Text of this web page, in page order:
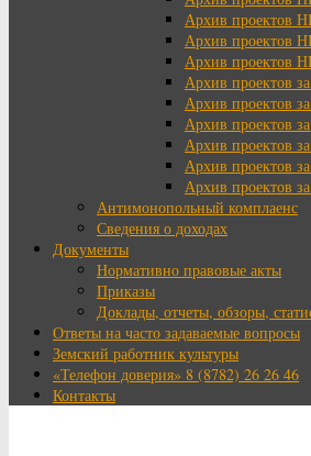
Архив проектов
Архив проектов
Архив проектов
Архив проектов
Архив проектов
Архив проектов
Архив проектов
Архив проектов
Архив проектов
Антимонопольный комплаенс
Сведения о доходах
Документы
Нормативно правовые акты
Приказы
Доклады, отчеты, обзоры,
Ответы на часто задаваемые вопросы
Земский работник культуры
«Телефон доверия» 8 (8782) 26 26 46
Контакты